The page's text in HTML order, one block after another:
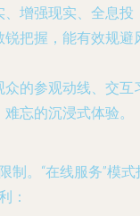
增强现实、全息投
把握，能有效规避
众的参观动线、交互
忘的沉浸式体验。
制。“在线服务”模式
：